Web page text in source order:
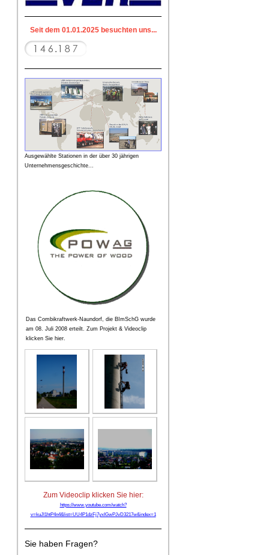
Seit dem 01.01.2025 besuchten uns...
Ausgewählte Stationen in der über 30 jährigen
Unternehmensgeschichte...
Das Combikraftwerk-Naundorf, die BImSchG wurde
am 08. Juli 2008 erteilt. Zum Projekt & Videoclip
klicken Sie hier.
Zum Videoclip klicken Sie hier:
https://www.youtube.com/watch?
v=kuJI1htP4n4&list=UU4P1dzFj7yxIGwPJvD3217w&index=1
Sie haben Fragen?